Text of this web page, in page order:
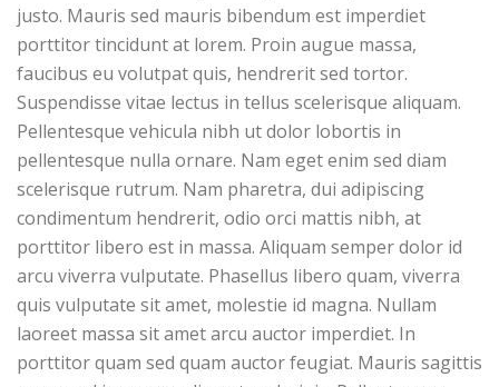
justo. Mauris sed mauris bibendum est imperdiet
porttitor tincidunt at lorem. Proin augue massa,
faucibus eu volutpat quis, hendrerit sed tortor.
Suspendisse vitae lectus in tellus scelerisque aliquam.
Pellentesque vehicula nibh ut dolor lobortis in
pellentesque nulla ornare. Nam eget enim sed diam
scelerisque rutrum. Nam pharetra, dui adipiscing
condimentum hendrerit, odio orci mattis nibh, at
porttitor libero est in massa. Aliquam semper dolor id
arcu viverra vulputate. Phasellus libero quam, viverra
quis vulputate sit amet, molestie id magna. Nullam
laoreet massa sit amet arcu auctor imperdiet. In
porttitor quam sed quam auctor feugiat. Mauris sagittis